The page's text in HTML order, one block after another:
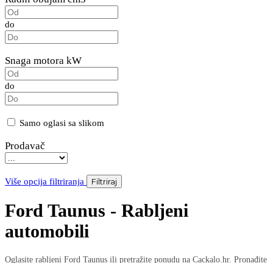
do
Snaga motora kW
do
Samo oglasi sa slikom
Prodavač
Više opcija filtriranja Filtriraj
Ford Taunus - Rabljeni
automobili
Oglasite rabljeni Ford Taunus ili pretražite ponudu na Cackalo.hr. Pronađite